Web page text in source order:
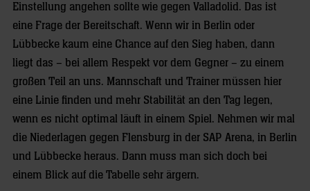
Einstellung angehen sollte wie gegen Valladolid. Das ist
eine Frage der Bereitschaft. Wenn wir in Berlin oder
Lübbecke kaum eine Chance auf den Sieg haben, dann
liegt das – bei allem Respekt vor dem Gegner – zu einem
großen Teil an uns. Mannschaft und Trainer müssen hier
eine Linie finden und mehr Stabilität an den Tag legen,
wenn es nicht optimal läuft in einem Spiel. Nehmen wir mal
die Niederlagen gegen Flensburg in der SAP Arena, in Berlin
und Lübbecke heraus. Dann muss man sich doch bei
einem Blick auf die Tabelle sehr ärgern.